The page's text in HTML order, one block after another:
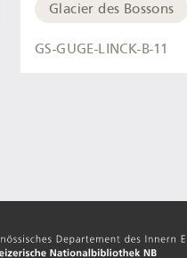
Glacier des Bossons
GS-GUGE-LINCK-B-11